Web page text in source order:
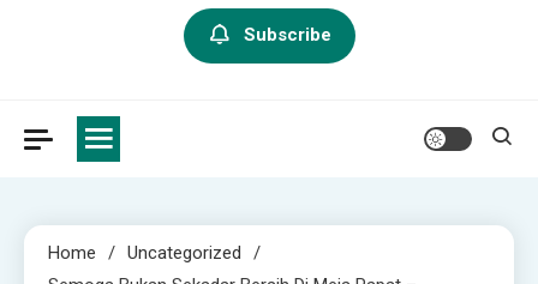
Subscribe
Home
Uncategorized